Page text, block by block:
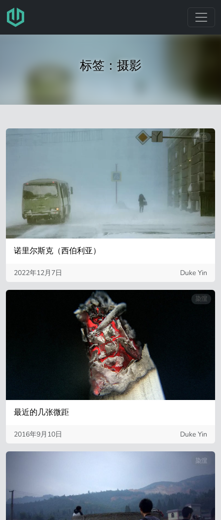
跳转至主要内容
标签：摄影
声色
诺里尔斯克（西伯利亚）
2022年12月7日 Duke Yin
染渲
最近的几张微距
2016年9月10日 Duke Yin
染渲